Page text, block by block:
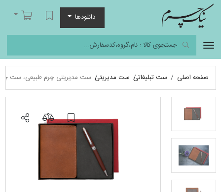
دانلودها
لیست مورد علاقه
سبد خرید
صفحه اصلی ست تبلیغاتی ست مدیریتی ست مدیریتی چرم طبیعی، ست